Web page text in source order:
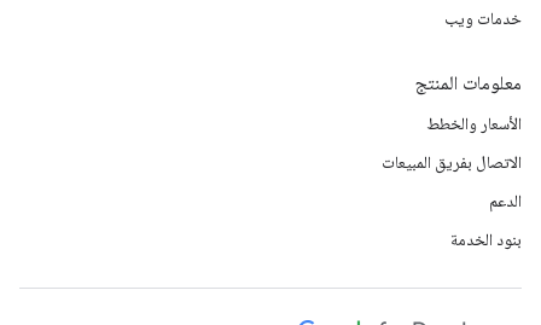
خدمات ويب
معلومات المنتج
الأسعار والخطط
الاتصال بفريق المبيعات
الدعم
بنود الخدمة